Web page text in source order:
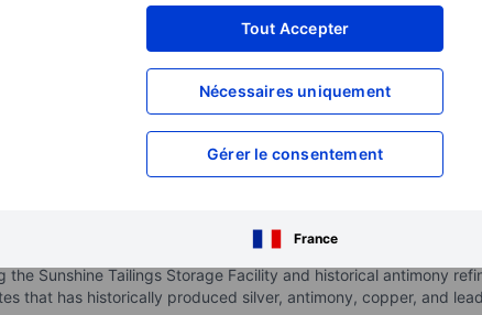
Tout Accepter
Nécessaires uniquement
Gérer le consentement
France
XXXXXXX
XXXXXXX
XXXXXXX
XXXXXXX
Ouvrir un comptepour
Refining Company
mining exploration and development company. It owns and
the Sunshine Tailings Storage Facility and historical antimony
that has historically produced silver, antimony, copper, and